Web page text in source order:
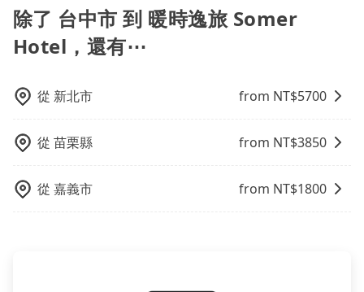
你是三人以下要乘車，也可參考tripool的拼車共乘服
務，最多可再節省50%的交通費用。
況，打開車門才發現仍有上一組乘客遺留的垃圾或者撞
凹的車門仍未被修理，每一次租車都好像在開樂透一
樣。另外，偶爾也會遇到明明已經預約了時間但上一位
車位，對於急著用車或者要載其他乘客的人來說就有不
小的風險。最後，雖然路邊隨租隨還看似方便，但實際
上下車地點仍有段距離，在遇到下雨天或者載行李時，
場議價，建議最好先上網預約，以免當場被坑受騙。綜
合以上，無論在價格或服務品質上，tripool都是你從台
中市到暖時逸旅 Somer Hotel的最佳選擇。
司機與車輛的詳細資料，將於乘車前一晚八點透過SMS
和EMAIL提供。一旦付款完畢，tripool保證出車。一般
建議出發前一天中午以前完成預約，越早下訂價格越低
當天下午過後乘車，四小時前仍能預約。
訂購時填寫的數量。請務必確實填寫當日實際攜帶的行
李及乘坐的總人數，包含成人及兒童／嬰幼兒。 2) 孩童
同行，卻無自備或加購兒童座椅。提醒您，為了保護孩
必須乘坐兒童座椅。 3) 搭乘寵物友善專車卻沒有裝籠。
避免影響行車安全，請您務將寵物置入提籠或提袋內。
除了 台中市 到 暖時逸旅 Somer
Hotel，還有⋯
從 新北市 from NT$5700
從 苗栗縣 from NT$3850
從 嘉義市 from NT$1800